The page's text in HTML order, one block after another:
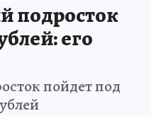
подросток
его
пойдет под